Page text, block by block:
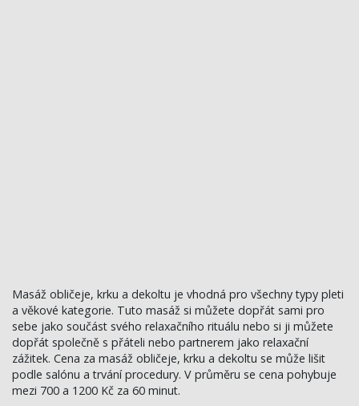
Masáž obličeje, krku a dekoltu je vhodná pro všechny typy pleti
a věkové kategorie. Tuto masáž si můžete dopřát sami pro
sebe jako součást svého relaxačního rituálu nebo si ji můžete
dopřát společně s přáteli nebo partnerem jako relaxační
zážitek. Cena za masáž obličeje, krku a dekoltu se může lišit
podle salónu a trvání procedury. V průměru se cena pohybuje
mezi 700 a 1200 Kč za 60 minut.